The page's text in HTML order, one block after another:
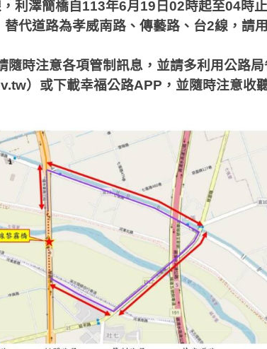
利澤簡橋自113年6月 19 日 02時起至04時
替代道路為孝威南路、傳藝路、台2線，請
隨時注意各項管制訊息，並請多利用公路
）或下載幸福公路APP ，並隨時注意收